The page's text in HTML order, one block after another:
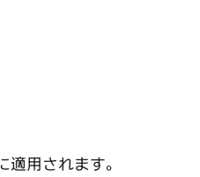
用されます。